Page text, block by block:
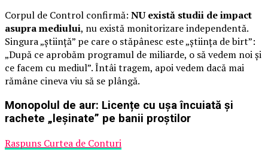
Corpul de Control confirmă: NU există studii de impact
asupra mediului, nu există monitorizare independentă.
Singura „știință” pe care o stăpânesc este „știința de birt”:
„După ce aprobăm programul de miliarde, o să vedem noi și
ce facem cu mediul”. Întâi tragem, apoi vedem dacă mai
rămâne cineva viu să se plângă.
Monopolul de aur: Licențe cu ușa încuiată și
rachete „leșinate” pe banii proștilor
Raspuns Curtea de Conturi